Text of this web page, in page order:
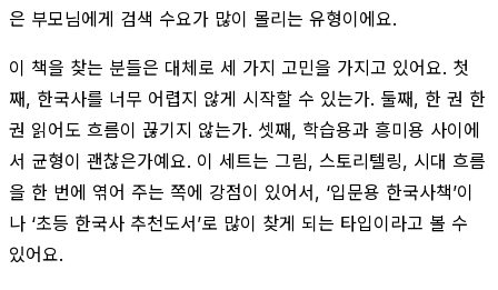
은 부모님에게 검색 수요가 많이 몰리는 유형이에요.
이 책을 찾는 분들은 대체로 세 가지 고민을 가지고 있어요. 첫
째, 한국사를 너무 어렵지 않게 시작할 수 있는가. 둘째, 한 권 한
권 읽어도 흐름이 끊기지 않는가. 셋째, 학습용과 흥미용 사이에
서 균형이 괜찮은가예요. 이 세트는 그림, 스토리텔링, 시대 흐름
을 한 번에 엮어 주는 쪽에 강점이 있어서, ‘입문용 한국사책’이
나 ‘초등 한국사 추천도서’로 많이 찾게 되는 타입이라고 볼 수
있어요.